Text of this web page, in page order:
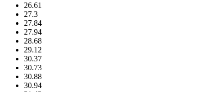
26.61
27.3
27.84
27.94
28.68
29.12
30.37
30.73
30.88
30.94